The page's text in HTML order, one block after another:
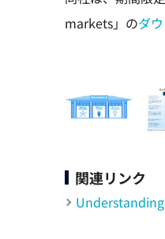
markets」のダ
関連リンク